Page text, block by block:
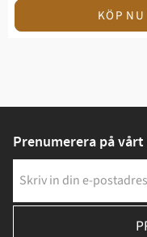
Prenumerera på